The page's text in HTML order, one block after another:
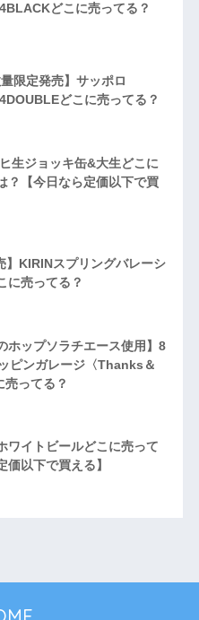
どこに売ってる？
限定発売】サッポロ
どこに売ってる？
生ジョッキ缶&大生どこに
？【今日なら定価以下で買
】KIRINスプリングバレーシ
に売ってる？
ホップソラチエース使用】8
ピンガレージ〈Thanks＆
ってる？
ワイトビールどこに売って
価以下で買える】